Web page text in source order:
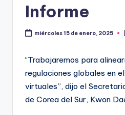
Informe
miércoles 15 de enero, 2025
“Trabajaremos para
regulaciones globales en
virtuales”, dijo el
de Corea del Sur, Kwon